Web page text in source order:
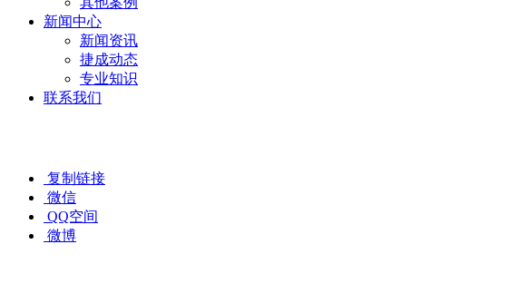
新闻中心
新闻资讯
捷成动态
专业知识
联系我们
复制链接
微信
QQ空间
微博